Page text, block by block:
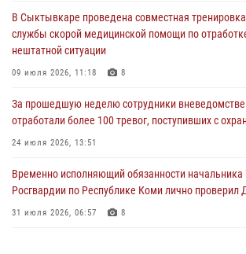
31 июля 2026, 06:57 8
В Усинске росгвардейцы оперативно отработали
30 июля 2026, 13:53
В Санкт-Петербурге прошел окружной этап
Всероссийского конкурса профессионального
сотрудников вневедомственной охраны
В Сыктывкаре проведена совместная
службы скорой медицинской помощи по
нештатной ситуации
09 июля 2026, 11:18 8
За прошедшую неделю сотрудники
отработали более 100 тревог, поступивших с
24 июля 2026, 13:51
Временно исполняющий обязанности начальника
Росгвардии по Республике Коми лично проверил
31 июля 2026, 06:57 8